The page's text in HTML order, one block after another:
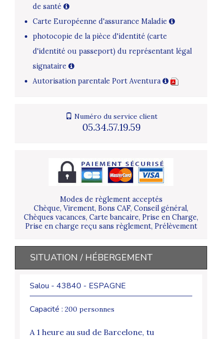
de santé
Carte Européenne d'assurance Maladie
photocopie de la pièce d'identité (carte
d'identité ou passeport) du représentant légal
signataire
Autorisation parentale Port Aventura
Numéro du service client
05.34.57.19.59
Modes de règlement acceptés
Chèque, Virement, Bons CAF, Conseil général,
Chèques vacances, Carte bancaire, Prise en Charge,
Prise en charge reçu sans règlement, Prélèvement
SITUATION / HÉBERGEMENT
Salou - 43840 - ESPAGNE
Capacité : 200 personnes
A 1 heure au sud de Barcelone, tu